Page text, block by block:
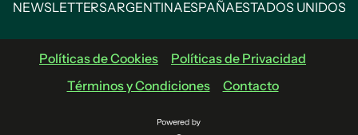
NEWSLETTERSARGENTINAESPAÑAESTADOS UNIDOS
Políticas de Cookies
Políticas de Privacidad
Términos y Condiciones
Contacto